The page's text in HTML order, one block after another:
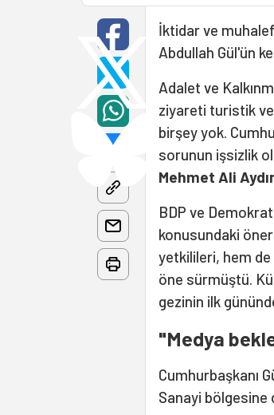
İktidar ve
Abdullah Gül'ün
Adalet ve
ziyareti turistik
birşey yok.
sorunun işsizlik
Mehmet Ali
BDP ve
konusundaki
yetkilileri, hem de
öne sürmüştü.
gezinin ilk
"Medya
Cumhurbaşkanı
Sanayi bölgesine